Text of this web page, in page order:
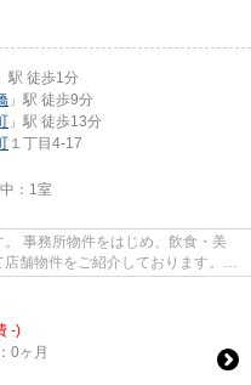
」駅 徒歩1分
」駅 徒歩9分
」駅 徒歩13分
１丁目4-17
： 1室
事務所物件をはじめ、飲食・美
舗物件をご紹介しております。
-)
0ヶ月